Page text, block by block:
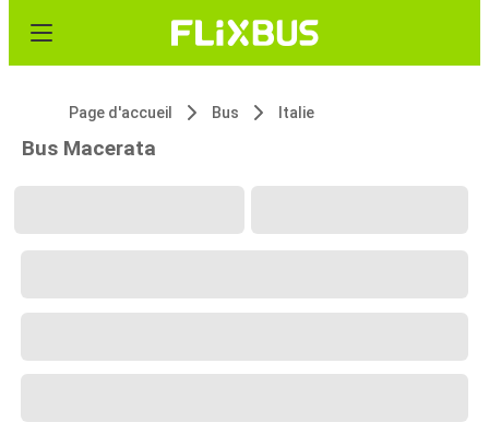
Page d'accueil Bus Italie
Bus Macerata